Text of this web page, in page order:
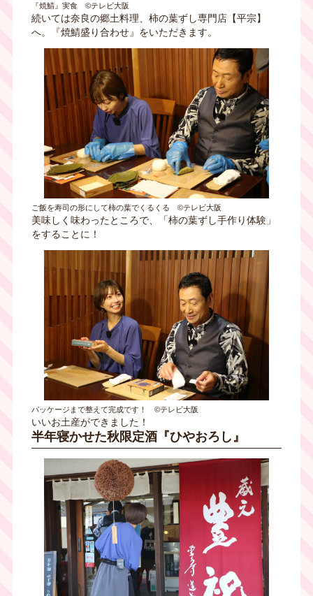
『焼鯖』実食 ©テレビ大阪
続いては奈良の郷土料理、柿の葉ずし専門店【平宗】
へ。『焼鯖盛り合わせ』をいただきます。
ご飯を寿司の形にして柿の葉でくるくる ©テレビ大阪
美味しく味わったところで、「柿の葉ずし手作り体験」
をすることに！
パッケージまで整えて完成です！ ©テレビ大阪
いいお土産ができました！
半年寝かせた秋限定酒『ひやおろし』